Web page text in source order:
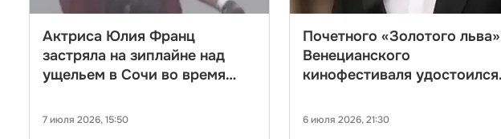
Актриса Юлия Франц
застряла на зиплайне над
ущельем в Сочи во время
7 июля 2026, 15:50
Почетного «Золотого льва»
Венецианского
кинофестиваля удостоился
6 июля 2026, 21:30